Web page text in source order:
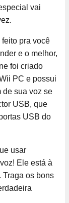
vai
pra você
e o melhor,
foi criado
PC e possui
de sua voz se
USB, que
USB do
usar
Ele está à
. Traga os bons